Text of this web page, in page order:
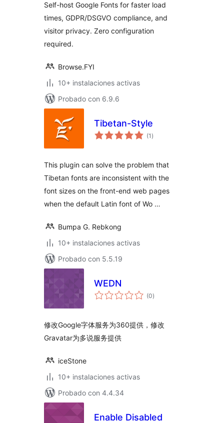
Self-host Google Fonts for faster load
times, GDPR/DSGVO compliance, and
visitor privacy. Zero configuration
required.
Browse.FYI
10+ instalaciones activas
Probado con 6.9.6
Tibetan-Style
(1 total
de
)
This plugin can solve the problem that
Tibetan fonts are inconsistent with the
font sizes on the front-end web pages
when the default Latin font of Wo …
Bumpa G. Rebkong
10+ instalaciones activas
Probado con 5.5.19
WEDN
(0total
de
)
修改Google字体服务为360提供，修改
Gravatar为多说服务提供
iceStone
10+ instalaciones activas
Probado con 4.4.34
Enable Disabled